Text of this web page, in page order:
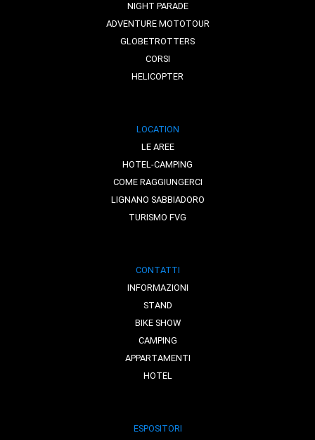
NIGHT PARADE
ADVENTURE MOTOTOUR
GLOBETROTTERS
CORSI
HELICOPTER
LOCATION
LE AREE
HOTEL-CAMPING
COME RAGGIUNGERCI
LIGNANO SABBIADORO
TURISMO FVG
CONTATTI
INFORMAZIONI
STAND
BIKE SHOW
CAMPING
APPARTAMENTI
HOTEL
ESPOSITORI